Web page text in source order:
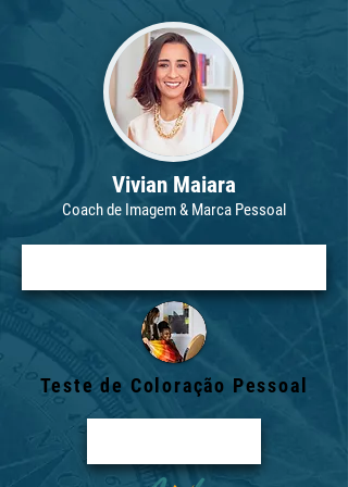
Vivian Maiara
Coach de Imagem & Marca Pessoal
Teste de Coloração Pessoal